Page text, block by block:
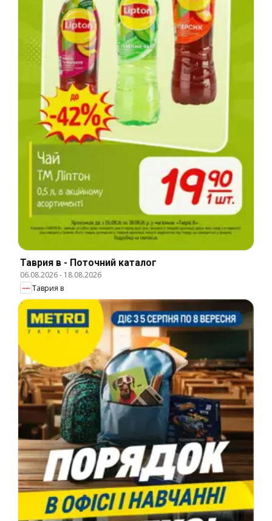
Таврия в - Поточний каталог
06.08.2026- 18.08.2026
Таврия в